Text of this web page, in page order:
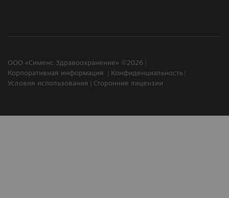
ООО «Сименс Здравоохранение» ©2026
Корпоративная информация
Конфиденциальность
Условия использования
Сторонние лицензии